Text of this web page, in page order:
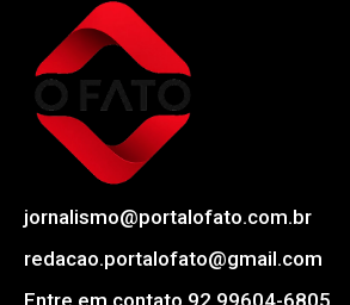
jornalismo@portalofato.com.br
redacao.portalofato@gmail.com